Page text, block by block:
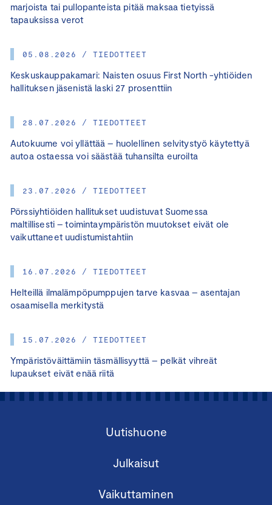
marjoista tai pullopanteista pitää maksaa tietyissä
tapauksissa verot
05.08.2026 / TIEDOTTEET
Keskuskauppakamari: Naisten osuus First North -yhtiöiden
hallituksen jäsenistä laski 27 prosenttiin
28.07.2026 / TIEDOTTEET
Autokuume voi yllättää – huolellinen selvitystyö käytettyä
autoa ostaessa voi säästää tuhansilta euroilta
23.07.2026 / TIEDOTTEET
Pörssiyhtiöiden hallitukset uudistuvat Suomessa
maltillisesti – toimintaympäristön muutokset eivät ole
vaikuttaneet uudistumistahtiin
16.07.2026 / TIEDOTTEET
Helteillä ilmalämpöpumppujen tarve kasvaa – asentajan
osaamisella merkitystä
15.07.2026 / TIEDOTTEET
Ympäristöväittämiin täsmällisyyttä – pelkät vihreät
lupaukset eivät enää riitä
Uutishuone
Julkaisut
Vaikuttaminen